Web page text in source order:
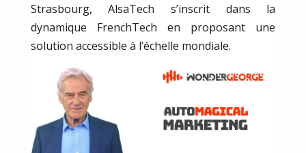
Strasbourg, AlsaTech s’inscrit dans la
dynamique FrenchTech en proposant une
solution accessible à l’échelle mondiale.